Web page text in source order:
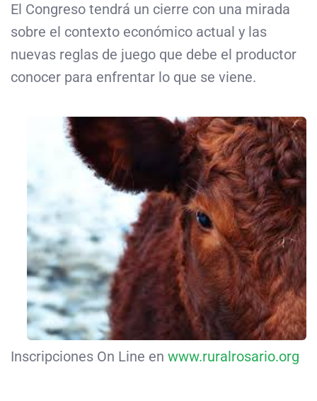
El Congreso tendrá un cierre con una mirada
sobre el contexto económico actual y las
nuevas reglas de juego que debe el productor
conocer para enfrentar lo que se viene.
Inscripciones On Line en www.ruralrosario.org